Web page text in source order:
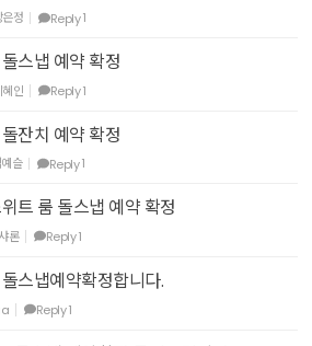
은정 Reply1
스냅 예약 확정
혜인 Reply1
잔치 예약 확정
슬 Reply1
트 룸 돌스냅 예약 확정
론 Reply1
스냅예약확정합니다.
Reply1